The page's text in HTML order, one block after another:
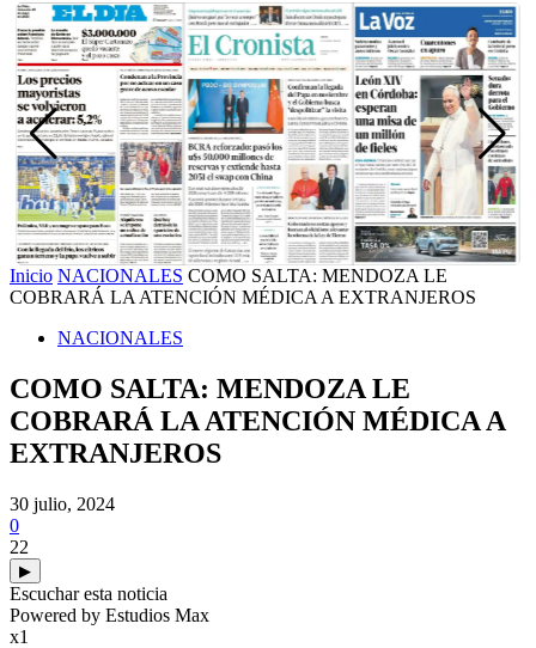
Inicio NACIONALES COMO SALTA: MENDOZA LE
COBRARÁ LA ATENCIÓN MÉDICA A EXTRANJEROS
NACIONALES
COMO SALTA: MENDOZA LE
COBRARÁ LA ATENCIÓN MÉDICA A
EXTRANJEROS
30 julio, 2024
0
22
▶
Escuchar esta noticia
Powered by Estudios Max
x1